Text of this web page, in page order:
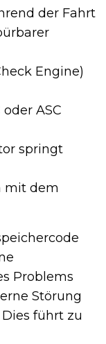
der Fahrt
Engine)
ASC
springt
mit dem
Problems
Störung
führt zu